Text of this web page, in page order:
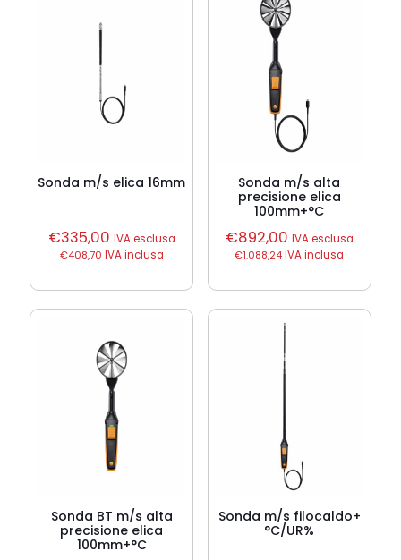
Sonda m/s elica 16mm
€335,00 IVA esclusa
€408,70 IVA inclusa
Sonda m/s alta
precisione elica
100mm+°C
€892,00 IVA esclusa
€1.088,24IVA inclusa
Sonda BT m/s alta
precisione elica
100mm+°C
Sonda m/s filocaldo+
°C/UR%